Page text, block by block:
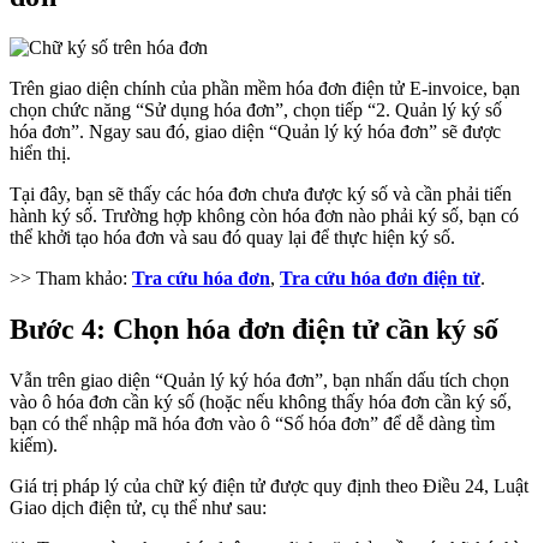
Trên giao diện chính của phần mềm hóa đơn điện tử E-invoice, bạn
chọn chức năng “Sử dụng hóa đơn”, chọn tiếp “2. Quản lý ký số
hóa đơn”. Ngay sau đó, giao diện “Quản lý ký hóa đơn” sẽ được
hiển thị.
Tại đây, bạn sẽ thấy các hóa đơn chưa được ký số và cần phải tiến
hành ký số. Trường hợp không còn hóa đơn nào phải ký số, bạn có
thể khởi tạo hóa đơn và sau đó quay lại để thực hiện ký số.
>> Tham khảo: Tra cứu hóa đơn, Tra cứu hóa đơn điện tử.
Bước 4: Chọn hóa đơn điện tử cần ký số
Vẫn trên giao diện “Quản lý ký hóa đơn”, bạn nhấn dấu tích chọn
vào ô hóa đơn cần ký số (hoặc nếu không thấy hóa đơn cần ký số,
bạn có thể nhập mã hóa đơn vào ô “Số hóa đơn” để dễ dàng tìm
kiếm).
Giá trị pháp lý của chữ ký điện tử được quy định theo Điều 24, Luật
Giao dịch điện tử, cụ thể như sau: